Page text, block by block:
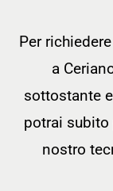
Per
a
sottostante
potrai subito
nostro